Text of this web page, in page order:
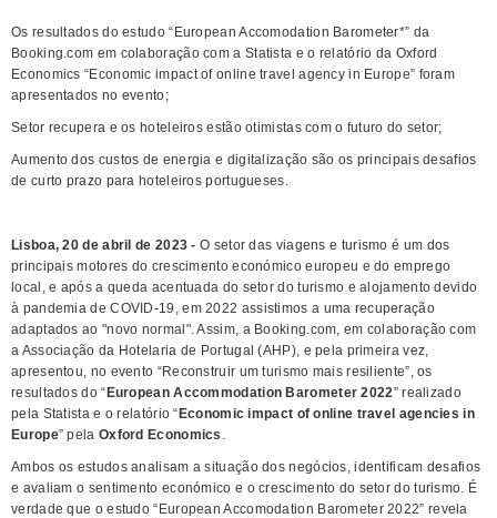
Os resultados do estudo “European Accomodation Barometer*” da
Booking.com em colaboração com a Statista e o relatório da Oxford
Economics “Economic impact of online travel agency in Europe” foram
apresentados no evento;
Setor recupera e os hoteleiros estão otimistas com o futuro do setor;
Aumento dos custos de energia e digitalização são os principais desafios
de curto prazo para hoteleiros portugueses.
Lisboa, 20 de abril de 2023 - O setor das viagens e turismo é um dos
principais motores do crescimento económico europeu e do emprego
local, e após a queda acentuada do setor do turismo e alojamento devido
à pandemia de COVID-19, em 2022 assistimos a uma recuperação
adaptados ao "novo normal". Assim, a Booking.com, em colaboração com
a Associação da Hotelaria de Portugal (AHP), e pela primeira vez,
apresentou, no evento “Reconstruir um turismo mais resiliente”, os
resultados do “ European Accommodation Barometer 2022” realizado
pela Statista e o relatório “ Economic impact of online travel agencies in
Europe” pela Oxford Economics .
Ambos os estudos analisam a situação dos negócios, identificam desafios
e avaliam o sentimento económico e o crescimento do setor do turismo. É
verdade que o estudo “European Accomodation Barometer 2022” revela